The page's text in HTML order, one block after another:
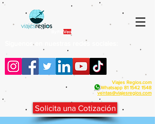
Veo
Siguenos en nuestras redes sociales:
Viajes Regios.com
Whatsapp 81 1542 1548
ventas@viajesregios.com
Solicita una Cotización